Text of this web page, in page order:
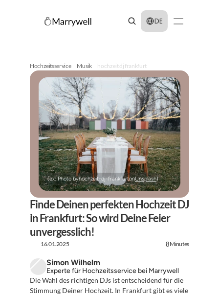
Select Language
DE
Hochzeitsservice Musik hochzeit dj frankfurt
(ex: Photo byhochzeit-dj-frankfurtonUnsplash)
Finde Deinen perfekten Hochzeit DJ
in Frankfurt: So wird Deine Feier
unvergesslich!
16.01.2025 8Minutes
Simon Wilhelm
Experte für Hochzeitsservice bei Marrywell
Die Wahl des richtigen DJs ist entscheidend für die
Stimmung Deiner Hochzeit. In Frankfurt gibt es viele